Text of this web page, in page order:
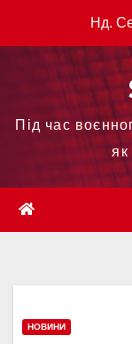
Нд.
Під час
як
НОВИНИ